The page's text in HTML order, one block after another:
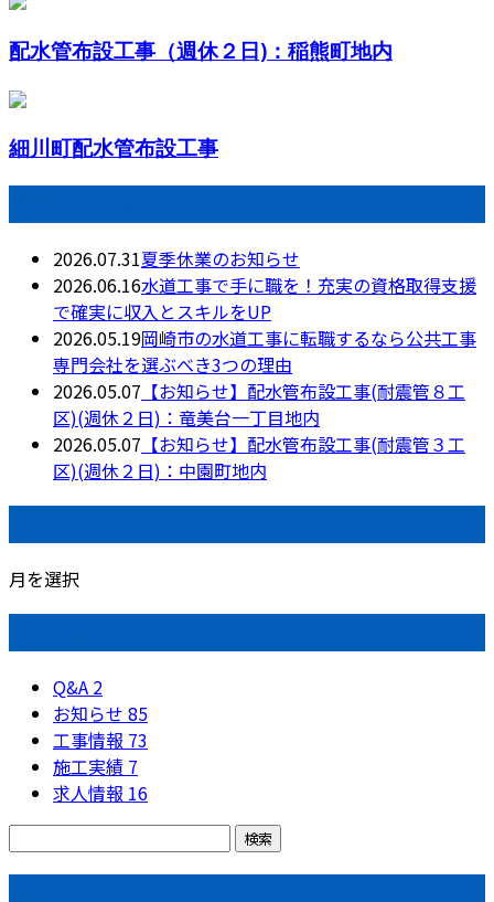
配水管布設工事（週休２日)：稲熊町地内
細川町配水管布設工事
2026.07.31夏季休業のお知らせ
2026.06.16水道工事で手に職を！充実の資格取得支援
で確実に収入とスキルをUP
2026.05.19岡崎市の水道工事に転職するなら公共工事
専門会社を選ぶべき3つの理由
2026.05.07 【お知らせ】配水管布設工事(耐震管８工
区)(週休２日)：竜美台一丁目地内
2026.05.07 【お知らせ】配水管布設工事(耐震管３工
区)(週休２日)：中園町地内
月を選択
Q&A 2
お知らせ 85
工事情報 73
施工実績 7
求人情報 16